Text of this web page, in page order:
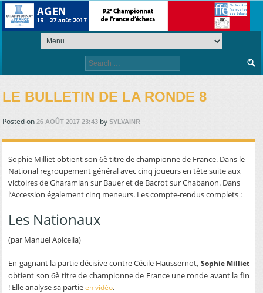
Search
for:
LE BULLETIN DE LA RONDE 8
Posted on26 AOÛT 2017 23:43 bySYLVAINR
Sophie Milliet obtient son 6è titre de championne de France. Dans le
National regroupement général avec cinq joueurs en tête suite aux
victoires de Gharamian sur Bauer et de Bacrot sur Chabanon. Dans
l’Accession également cinq meneurs. Les compte-rendus complets :
Les Nationaux
(par Manuel Apicella)
En gagnant la partie décisive contre Cécile Haussernot, Sophie Milliet
obtient son 6è titre de championne de France une ronde avant la fin
! Elle analyse sa partieen vidéo.